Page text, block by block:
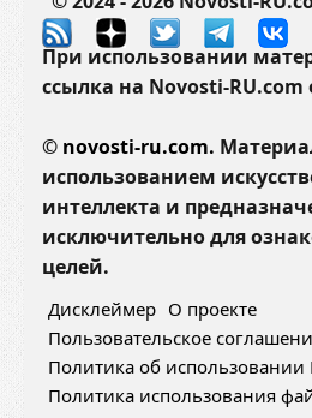
При использовании
ссылка на Novosti-
© novosti-ru.com.
использованием
интеллекта и
исключительно для
целей.
Дисклеймер О проекте
Пользовательское
Политика об
Политика использования